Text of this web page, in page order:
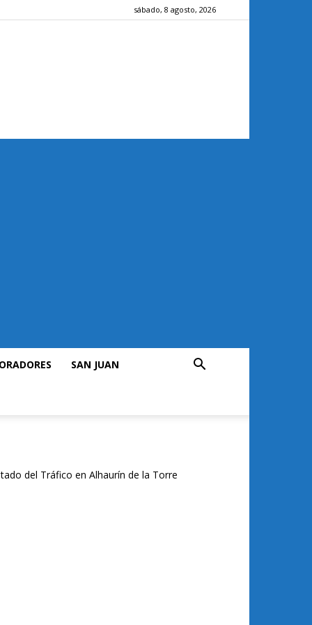
sábado, 8 agosto, 2026
SAN JUAN
del Tráfico en Alhaurín de la Torre